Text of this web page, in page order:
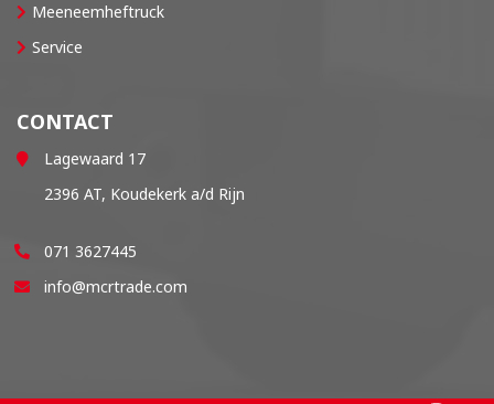
Meeneemheftruck
Service
CONTACT
Lagewaard 17
2396 AT, Koudekerk a/d Rijn
071 3627445
info@mcrtrade.com